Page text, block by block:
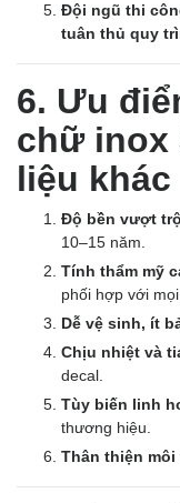
Đội ngũ thi
tuân thủ quy
6. Ưu
chữ inox
liệu khác
Độ bền vượt
10–15 năm.
Tính thẩm mỹ
phối hợp với mọi
Dễ vệ sinh, ít
Chịu nhiệt và
decal.
Tùy biến linh
thương hiệu.
Thân thiện